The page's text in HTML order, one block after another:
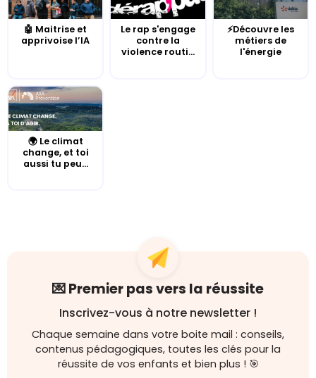
🤖 Maitrise et
apprivoise l’IA
Le rap s'engage
contre la
violence routi...
⚡Découvre les
métiers de
l'énergie
🌍 Le climat
change, et toi
aussi tu peu...
💌 Premier pas vers la réussite
Inscrivez-vous à notre newsletter !
Chaque semaine dans votre boite mail : conseils,
contenus pédagogiques, toutes les clés pour la
réussite de vos enfants et bien plus ! 🎯